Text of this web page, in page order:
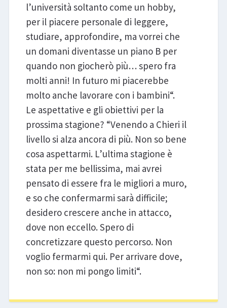
l’università soltanto come un hobby,
per il piacere personale di leggere,
studiare, approfondire, ma vorrei che
un domani diventasse un piano B per
quando non giocherò più… spero fra
molti anni! In futuro mi piacerebbe
molto anche lavorare con i bambini“.
Le aspettative e gli obiettivi per la
prossima stagione? “Venendo a Chieri il
livello si alza ancora di più. Non so bene
cosa aspettarmi. L’ultima stagione è
stata per me bellissima, mai avrei
pensato di essere fra le migliori a muro,
e so che confermarmi sarà difficile;
desidero crescere anche in attacco,
dove non eccello. Spero di
concretizzare questo percorso. Non
voglio fermarmi qui. Per arrivare dove,
non so: non mi pongo limiti“.